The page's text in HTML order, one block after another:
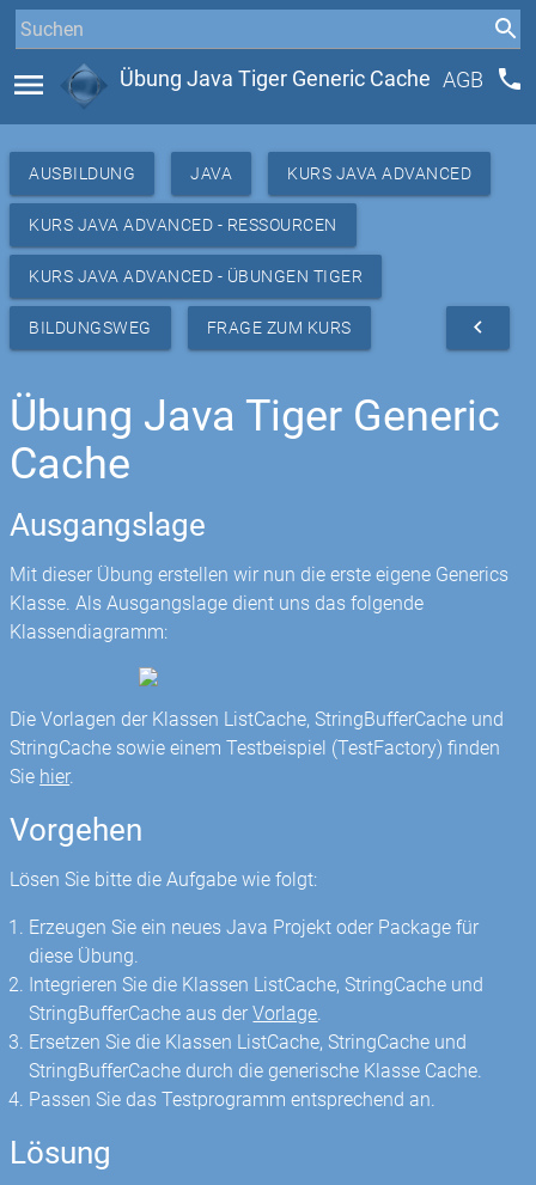
menu Übung Java Tiger Generic Cache AGB phone
AUSBILDUNG JAVA KURS JAVA ADVANCED
KURS JAVA ADVANCED - RESSOURCEN
KURS JAVA ADVANCED - ÜBUNGEN TIGER
BILDUNGSWEG FRAGE ZUM KURS navigate_before
Übung Java Tiger Generic
Cache
Ausgangslage
Mit dieser Übung erstellen wir nun die erste eigene Generics
Klasse. Als Ausgangslage dient uns das folgende
Klassendiagramm:
Die Vorlagen der Klassen ListCache, StringBufferCache und
StringCache sowie einem Testbeispiel (TestFactory) finden
Sie hier.
Vorgehen
Lösen Sie bitte die Aufgabe wie folgt:
Erzeugen Sie ein neues Java Projekt oder Package für
diese Übung.
Integrieren Sie die Klassen ListCache, StringCache und
StringBufferCache aus derVorlage.
Ersetzen Sie die Klassen ListCache, StringCache und
StringBufferCache durch die generische Klasse Cache.
Passen Sie das Testprogramm entsprechend an.
Lösung